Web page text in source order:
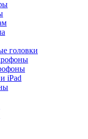
головки
iPad